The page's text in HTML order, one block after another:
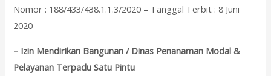
Nomor : 188/433/438.1.1.3/2020 – Tanggal Terbit : 8 Juni
2020
– Izin Mendirikan Bangunan / Dinas Penanaman Modal &
Pelayanan Terpadu Satu Pintu